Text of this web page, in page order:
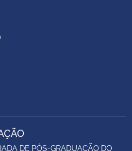
DE PÓS-GRADUAÇÃO DO